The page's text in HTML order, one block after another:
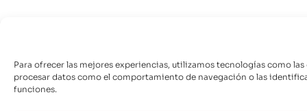
Para ofrecer las mejores experiencias, utilizamos tecnologías como
procesar datos como el comportamiento de navegación o las
funciones.